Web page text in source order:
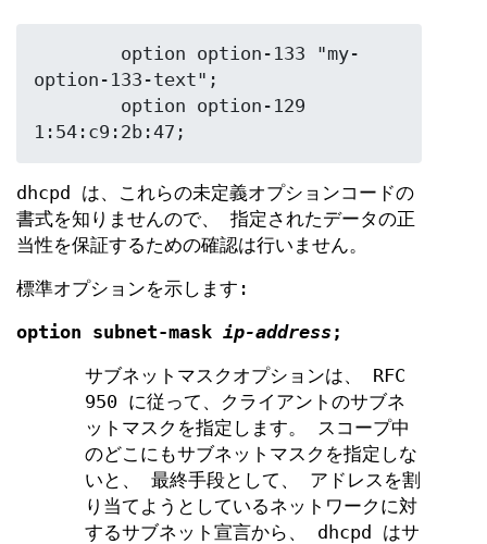
option-133-text";
1:54:c9:2b:47;
dhcpd は、これらの未定義オプションコードの
書式を知りませんので、 指定されたデータの正
当性を保証するための確認は行いません。
標準オプションを示します:
option subnet-mask ip-address ;
サブネットマスクオプションは、 RFC
950 に従って、クライアントのサブネ
ットマスクを指定します。 スコープ中
のどこにもサブネットマスクを指定しな
いと、 最終手段として、 アドレスを割
り当てようとしているネットワークに対
するサブネット宣言から、 dhcpd はサ